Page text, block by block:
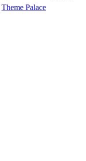
Theme Palace